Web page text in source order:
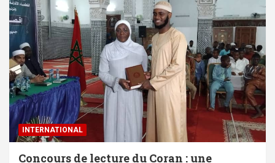
INTERNATIONAL
Concours de lecture du Coran : une